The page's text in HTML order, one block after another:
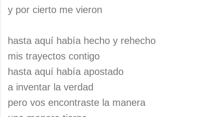
y por cierto me vieron
hasta aquí había hecho y rehecho
mis trayectos contigo
hasta aquí había apostado
a inventar la verdad
pero vos encontraste la manera